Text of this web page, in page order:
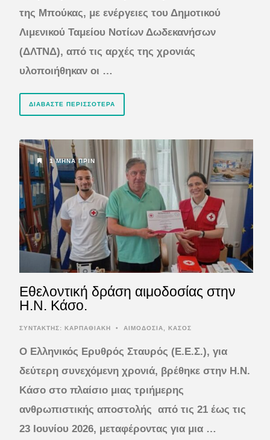
της Μπούκας, με ενέργειες του Δημοτικού
Λιμενικού Ταμείου Νοτίων Δωδεκανήσων
(ΔΛΤΝΔ), από τις αρχές της χρονιάς
υλοποιήθηκαν οι …
ΔΙΑΒΆΣΤΕ ΠΕΡΙΣΣΌΤΕΡΑ
1 ΜΉΝΑ ΠΡΙΝ
Εθελοντική δράση αιμοδοσίας στην
Η.Ν. Κάσο.
ΣΥΝΤΆΚΤΗΣ: ΚΑΡΠΑΘΙΑΚΗ • ΑΙΜΟΔΟΣΙΑ, ΚΑΣΟΣ
Ο Ελληνικός Ερυθρός Σταυρός (Ε.Ε.Σ.), για
δεύτερη συνεχόμενη χρονιά, βρέθηκε στην Η.Ν.
Κάσο στο πλαίσιο μιας τριήμερης
ανθρωπιστικής αποστολής από τις 21 έως τις
23 Ιουνίου 2026, μεταφέροντας για μια …